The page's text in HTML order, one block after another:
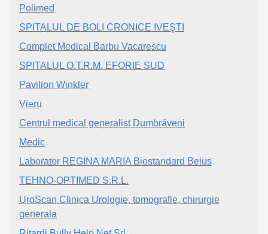
Polimed
SPITALUL DE BOLI CRONICE IVEŞTI
Complet Medical Barbu Vacarescu
SPITALUL O.T.R.M. EFORIE SUD
Pavilion Winkler
Vieru
Centrul medical generalist Dumbrăveni
Medic
Laborator REGINA MARIA Biostandard Beius
TEHNO-OPTIMED S.R.L.
UroScan Clinica Urologie, tomografie, chirurgie
generala